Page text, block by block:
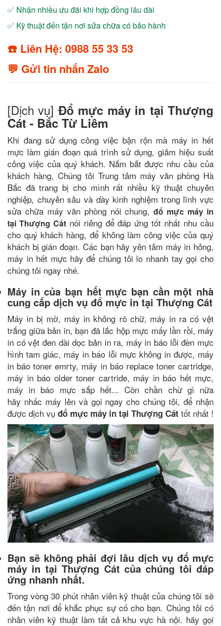
✅ Nhận nhiều ưu đãi khi hợp đồng lâu dài
✅ Kỹ thuật đến tận nơi sửa chữa có bảo hành
☎️ Liên Hệ: 0988 55 33 53
💬 Gửi tin nhắn Zalo
[Dịch vụ] Đổ mực máy in tại Thượng
Cát - Bắc Từ Liêm
Khi đang sử dụng công việc bận rộn mà máy in hết
mực làm gián đoạn quá trình sử dụng, giảm hiệu suất
công việc của quý khách. Nắm bắt được nhu cầu của
khách hàng, Chúng tôi Trung tâm máy văn phòng Hà
Bắc đã trang bị cho mình rất nhiều kỹ thuật chuyên
nghiệp, chuyên sâu và dày kinh nghiệm trong lĩnh vực
sửa chữa máy văn phòng nói chung,đổ mực máy in
tại Thượng Cátnói riêng để đáp ứng tốt nhất nhu cầu
cho quý khách hàng, để không làm công việc của quý
khách bị gián đoạn. Các bạn hãy yên tâm máy in hỏng,
máy in hết mực hãy để chúng tôi lo nhanh tay gọi cho
chúng tôi ngay nhé.
Máy in của bạn hết mực bạn cần một nhà
cung cấp dịch vụ đổ mực in tại Thượng Cát
Máy in bị mờ, máy in không rõ chữ, máy in ra có vệt
trắng giữa bản in, bạn đã lắc hộp mực mấy lần rồi, máy
in có vệt đen dài dọc bản in ra, máy in báo lỗi đèn mực
hình tam giác, máy in báo lỗi mực không in được, máy
in báo toner emrty, máy in báo replace toner cartridge,
máy in báo older toner cartride, máy in báo hết mực,
máy in báo mực sắp hết... Còn chần chừ gì nữa
hãy nhấc máy lên và gọi ngay cho chúng tôi, để nhận
được dịch vụ đổ mực máy in tại Thượng Cát tốt nhất !
Bạn sẽ không phải đợi lâu dịch vụ đổ mực
máy in tại Thượng Cát của chúng tôi đáp
ứng nhanh nhất.
Trong vòng 30 phút nhân viên kỹ thuật của chúng tôi sẽ
đến tận nơi để khắc phục sự cố cho bạn. Chúng tôi có
nhân viên kỹ thuật làm tất cả khu vực hà nội. hãy gọi